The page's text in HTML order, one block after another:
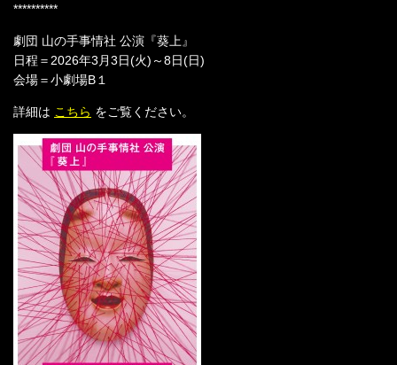
**********
劇団 山の手事情社 公演『葵上』
日程＝2026年3月3日(火)～8日(日)
会場＝小劇場B１
詳細は こちら をご覧ください。